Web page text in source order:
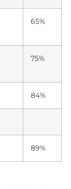
65%
75%
84%
89%